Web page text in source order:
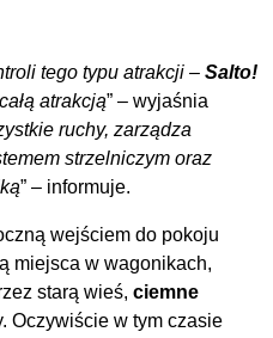
tego typu atrakcji – Salto!
atrakcją” – wyjaśnia
ruchy, zarządza
strzelniczym oraz
” – informuje.
wejściem do pokoju
miejsca w wagonikach,
starą wieś, ciemne
Oczywiście w tym czasie